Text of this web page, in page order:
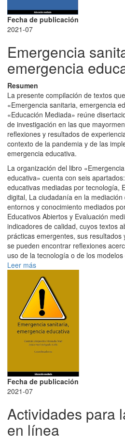
Fecha de publicación
2021-07
Emergencia
emergencia
Resumen
La presente compilación de textos
«Emergencia sanitaria, emergencia
«Educación Mediada» reúne
de investigación en las que
reflexiones y resultados de
contexto de la pandemia y de las
emergencia educativa.
La organización del libro «
educativa» cuenta con seis
educativas mediadas por tecnología,
digital, La ciudadanía en la
entornos y conocimiento mediados
Educativos Abiertos y Evaluación
indicadores de calidad, cuyos textos
prácticas emergentes, sus resultados
se pueden encontrar reflexiones
uso de la tecnología o de los
Leer más
Fecha de publicación
2021-07
Actividades para
en línea